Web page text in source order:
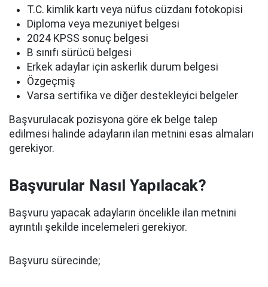
T.C. kimlik kartı veya nüfus cüzdanı fotokopisi
Diploma veya mezuniyet belgesi
2024 KPSS sonuç belgesi
B sınıfı sürücü belgesi
Erkek adaylar için askerlik durum belgesi
Özgeçmiş
Varsa sertifika ve diğer destekleyici belgeler
Başvurulacak pozisyona göre ek belge talep
edilmesi halinde adayların ilan metnini esas almaları
gerekiyor.
Başvurular Nasıl Yapılacak?
Başvuru yapacak adayların öncelikle ilan metnini
ayrıntılı şekilde incelemeleri gerekiyor.
Başvuru sürecinde;